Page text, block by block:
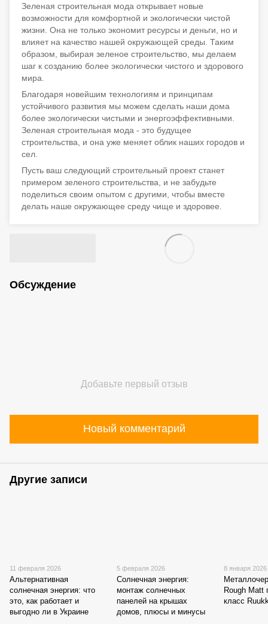
Зеленая строительная мода открывает новые
возможности для комфортной и экологически чистой
жизни. Она не только экономит ресурсы и деньги, но и
влияет на качество нашей окружающей среды. Таким
образом, выбирая зеленое строительство, мы делаем
шаг к созданию более экологически чистого и здорового
мира.
Благодаря новейшим технологиям и принципам
устойчивого развития мы можем сделать наши дома
более экологически чистыми и энергоэффективными.
Зеленая строительная мода - это будущее
строительства, и она уже меняет облик наших городов и
сел.
Пусть ваш следующий строительный проект станет
примером зеленого строительства, и не забудьте
поделиться своим опытом с другими, чтобы вместе
делать наше окружающее среду чище и здоровее.
Обсуждение
Добавьте первый отзыв
Новый комментарий
Другие записи
11 февраля 2026
Альтернативная
солнечная энергия: что
это, как работает и
выгодно ли в Украине
5 февраля 2026
Солнечная энергия:
монтаж солнечных
панелей на крышах
домов, плюсы и минусы
8 января 2026
Rough Matt
класс